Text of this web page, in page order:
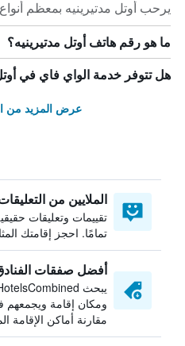
يرحب أوتل مدتيرينيه بمعظم أنواع
ما هو رقم هاتف أوتل مدتيرينيه؟
هل تتوفر خدمة الواي فاي في
عرض المزيد من
الملايين من
تقييمات وتعليقات
تمامًا. احجز إقامتك
أفضل صفقات
ومكان إقامة
مقارنة أماكن الإقامة